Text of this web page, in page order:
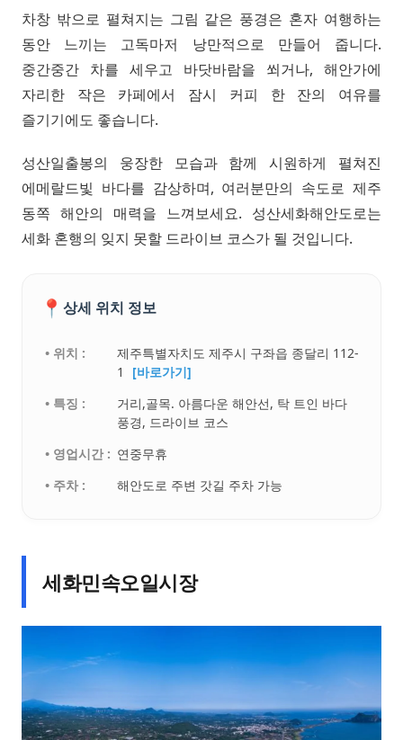
차창 밖으로 펼쳐지는 그림 같은 풍경은 혼자 여행하는
동안 느끼는 고독마저 낭만적으로 만들어 줍니다.
중간중간 차를 세우고 바닷바람을 쐬거나, 해안가에
자리한 작은 카페에서 잠시 커피 한 잔의 여유를
즐기기에도 좋습니다.
성산일출봉의 웅장한 모습과 함께 시원하게 펼쳐진
에메랄드빛 바다를 감상하며, 여러분만의 속도로 제주
동쪽 해안의 매력을 느껴보세요. 성산세화해안도로는
세화 혼행의 잊지 못할 드라이브 코스가 될 것입니다.
📍 상세 위치 정보
• 위치 :
제주특별자치도 제주시 구좌읍 종달리 112-
1
[바로가기]
• 특징 :
거리,골목. 아름다운 해안선, 탁 트인 바다
풍경, 드라이브 코스
• 영업시간 : 연중무휴
• 주차 :
해안도로 주변 갓길 주차 가능
세화민속오일시장